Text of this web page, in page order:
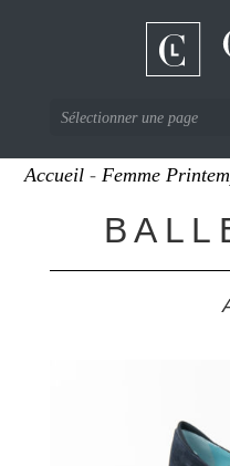
Sélectionner une page
Accueil -Femme